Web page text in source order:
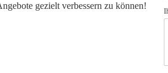
gezielt verbessern zu können!